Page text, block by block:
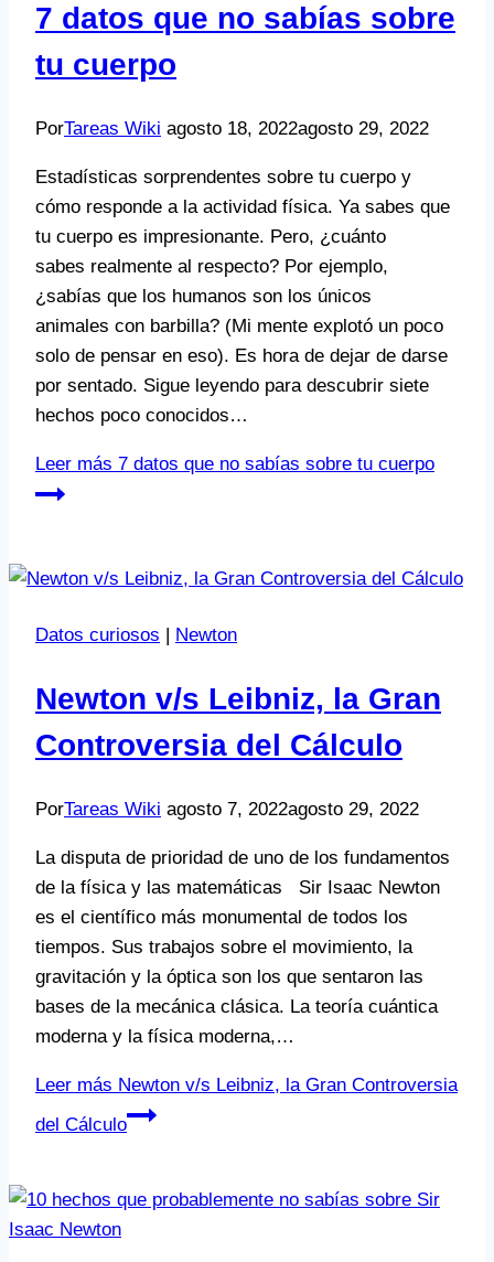
7 datos que no sabías sobre
tu cuerpo
PorTareas Wiki agosto 18, 2022agosto 29, 2022
Estadísticas sorprendentes sobre tu cuerpo y
cómo responde a la actividad física. Ya sabes que
tu cuerpo es impresionante. Pero, ¿cuánto
sabes realmente al respecto? Por ejemplo,
¿sabías que los humanos son los únicos
animales con barbilla? (Mi mente explotó un poco
solo de pensar en eso). Es hora de dejar de darse
por sentado. Sigue leyendo para descubrir siete
hechos poco conocidos…
Leer más 7 datos que no sabías sobre tu cuerpo
Datos curiosos Newton
Newton v/s Leibniz, la Gran
Controversia del Cálculo
PorTareas Wiki agosto 7, 2022agosto 29, 2022
La disputa de prioridad de uno de los fundamentos
de la física y las matemáticas Sir Isaac Newton
es el científico más monumental de todos los
tiempos. Sus trabajos sobre el movimiento, la
gravitación y la óptica son los que sentaron las
bases de la mecánica clásica. La teoría cuántica
moderna y la física moderna,…
Leer más Newton v/s Leibniz, la Gran Controversia
del Cálculo